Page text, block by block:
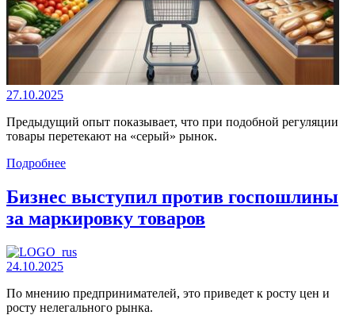
27.10.2025
Предыдущий опыт показывает, что при подобной регуляции
товары перетекают на «серый» рынок.
Подробнее
Бизнес выступил против госпошлины
за маркировку товаров
24.10.2025
По мнению предпринимателей, это приведет к росту цен и
росту нелегального рынка.